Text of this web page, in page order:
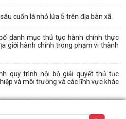
cuốn lá nhỏ lứa 5 trên địa bàn xã.
danh mục thủ tục hành chính thực
giới hành chính trong phạm vi thành
quy trình nội bộ giải quyết thủ tục
và môi trường và các lĩnh vực khác